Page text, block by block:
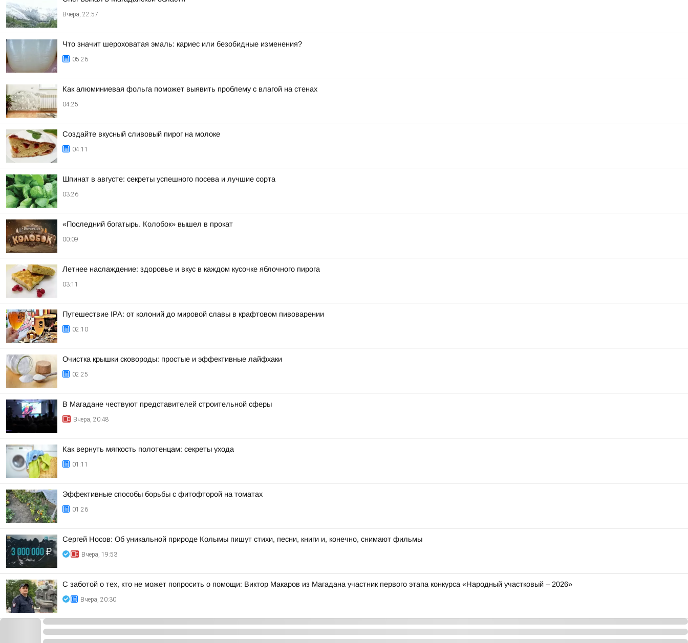
Вчера, 22:57
Что значит шероховатая эмаль: кариес или безобидные изменения?
05:26
Как алюминиевая фольга поможет выявить проблему с влагой на стенах
04:25
Создайте вкусный сливовый пирог на молоке
04:11
Шпинат в августе: секреты успешного посева и лучшие сорта
03:26
«Последний богатырь. Колобок» вышел в прокат
00:09
Летнее наслаждение: здоровье и вкус в каждом кусочке яблочного пирога
03:11
Путешествие IPA: от колоний до мировой славы в крафтовом пивоварении
02:10
Очистка крышки сковороды: простые и эффективные лайфхаки
02:25
В Магадане чествуют представителей строительной сферы
Вчера, 20:48
Как вернуть мягкость полотенцам: секреты ухода
01:11
Эффективные способы борьбы с фитофторой на томатах
01:26
Сергей Носов: Об уникальной природе Колымы пишут стихи, песни, книги и, конечно, снимают фильмы
Вчера, 19:53
С заботой о тех, кто не может попросить о помощи: Виктор Макаров из Магадана участник первого этапа конкурса «Народный участковый – 2026»
Вчера, 20:30